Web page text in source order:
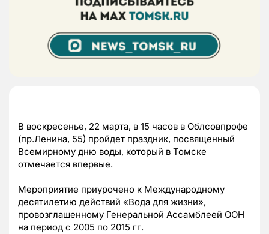
В воскресенье, 22 марта, в 15 часов в Облсовпрофе
(пр.Ленина, 55) пройдет праздник, посвященный
Всемирному дню воды, который в Томске
отмечается впервые.
Мероприятие приурочено к Международному
десятилетию действий «Вода для жизни»,
провозглашенному Генеральной Ассамблеей ООН
на период с 2005 по 2015 гг.